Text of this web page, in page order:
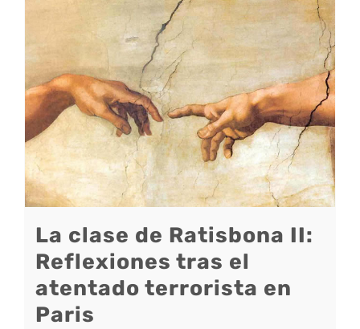
La clase de Ratisbona II:
Reflexiones tras el
atentado terrorista en
Paris